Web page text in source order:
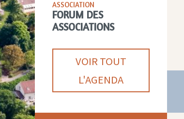
ASSOCIATION
FORUM DES
ASSOCIATIONS
VOIR TOUT
L'AGENDA